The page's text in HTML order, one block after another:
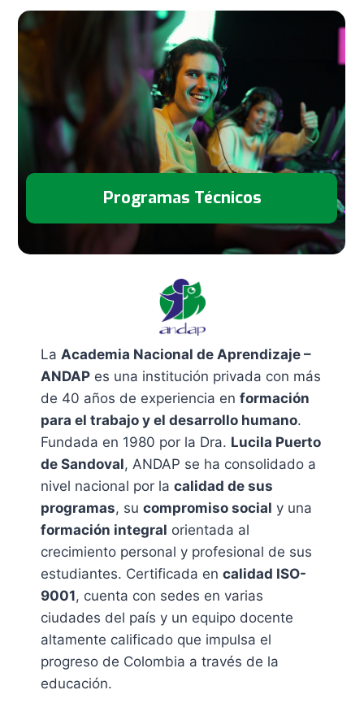
Programas Técnicos
La Academia Nacional de Aprendizaje –
ANDAP es una institución privada con más
de 40 años de experiencia en formación
para el trabajo y el desarrollo humano.
Fundada en 1980 por la Dra. Lucila Puerto
de Sandoval, ANDAP se ha consolidado a
nivel nacional por la calidad de sus
programas, su compromiso social y una
formación integral orientada al
crecimiento personal y profesional de sus
estudiantes. Certificada en calidad ISO-
9001, cuenta con sedes en varias
ciudades del país y un equipo docente
altamente calificado que impulsa el
progreso de Colombia a través de la
educación.